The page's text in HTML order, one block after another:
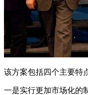
该方案包括四个主要特
一是实行更加市场化的